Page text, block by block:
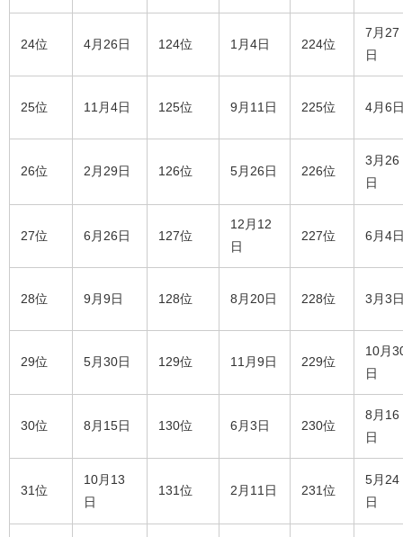
24位 4月26日 124位 1月4日 224位
7月27
日
25位 11月4日 125位 9月11日 225位 4月6
26位 2月29日 126位 5月26日 226位
3月26
日
27位 6月26日 127位
12月12
日
227位 6月4
28位 9月9日 128位 8月20日 228位 3月3
29位 5月30日 129位 11月9日 229位
10月
日
30位 8月15日 130位 6月3日 230位
8月16
日
31位
10月13
日
131位 2月11日 231位
5月24
日